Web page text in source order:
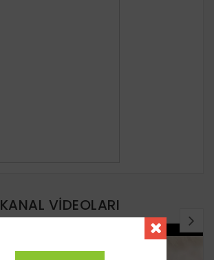
KANAL VİDEOLARI